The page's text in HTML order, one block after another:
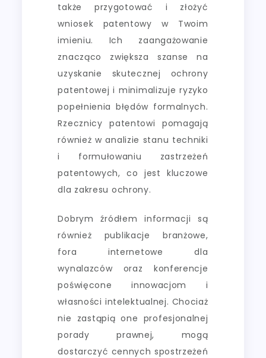
także przygotować i złożyć
wniosek patentowy w Twoim
imieniu. Ich zaangażowanie
znacząco zwiększa szanse na
uzyskanie skutecznej ochrony
patentowej i minimalizuje ryzyko
popełnienia błędów formalnych.
Rzecznicy patentowi pomagają
również w analizie stanu techniki
i formułowaniu zastrzeżeń
patentowych, co jest kluczowe
dla zakresu ochrony.
Dobrym źródłem informacji są
również publikacje branżowe,
fora internetowe dla
wynalazców oraz konferencje
poświęcone innowacjom i
własności intelektualnej. Chociaż
nie zastąpią one profesjonalnej
porady prawnej, mogą
dostarczyć cennych spostrzeżeń